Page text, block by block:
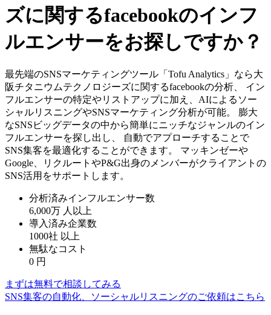
ズに関するfacebookのインフ
ルエンサーをお探しですか？
最先端のSNSマーケティングツール「Tofu Analytics」なら大
阪チタニウムテクノロジーズに関するfacebookの分析、 イン
フルエンサーの特定やリストアップに加え、AIによるソー
シャルリスニングやSNSマーケティング分析が可能。 膨大
なSNSビッグデータの中から簡単にニッチなジャンルのイン
フルエンサーを探し出し、 自動でアプローチすることで
SNS集客を最適化することができます。 マッキンゼーや
Google、リクルートやP&G出身のメンバーがクライアントの
SNS活用をサポートします。
分析済みインフルエンサー数
6,000万 人以上
導入済み企業数
1000社 以上
無駄なコスト
0 円
まずは無料で相談してみる
SNS集客の自動化、ソーシャルリスニングのご依頼はこちら